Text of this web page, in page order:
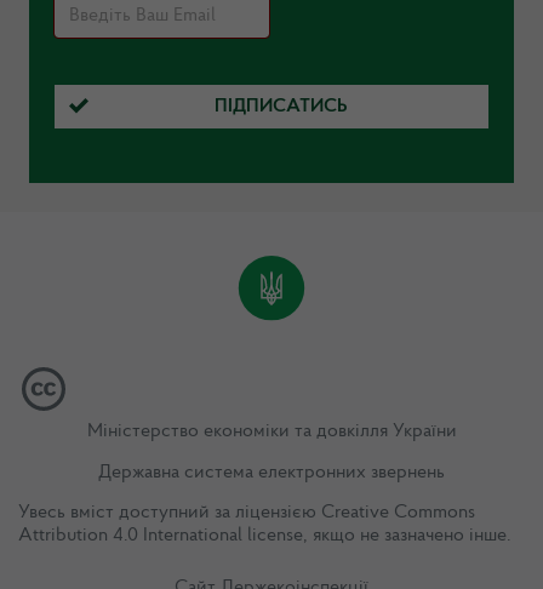
ПІДПИСАТИСЬ
Міністерство економіки та довкілля України
Державна система електронних звернень
Увесь вміст доступний за ліцензією Creative Commons
Attribution 4.0 International license, якщо не зазначено інше.